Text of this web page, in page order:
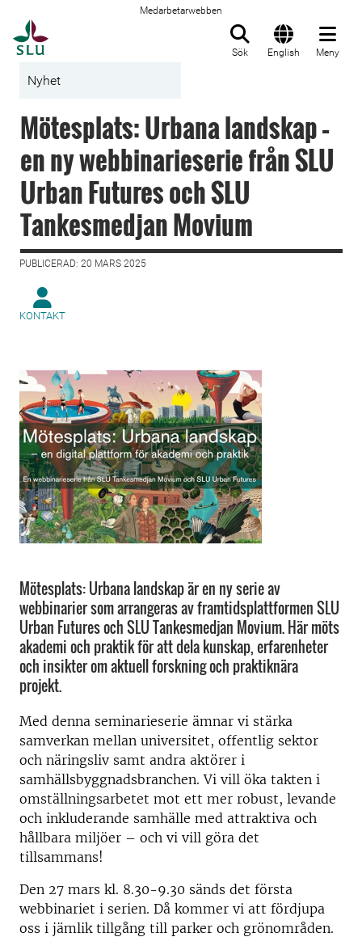
Medarbetarwebben
Sök English Meny
Nyhet
Mötesplats: Urbana landskap –
en ny webbinarieserie från SLU
Urban Futures och SLU
Tankesmedjan Movium
PUBLICERAD: 20 MARS 2025
KONTAKT
Mötesplats: Urbana landskap är en ny serie av
webbinarier som arrangeras av framtidsplattformen SLU
Urban Futures och SLU Tankesmedjan Movium. Här möts
akademi och praktik för att dela kunskap, erfarenheter
och insikter om aktuell forskning och praktiknära
projekt.
Med denna seminarieserie ämnar vi stärka
samverkan mellan universitet, offentlig sektor
och näringsliv samt andra aktörer i
samhällsbyggnadsbranchen. Vi vill öka takten i
omställningsarbetet mot ett mer robust, levande
och inkluderande samhälle med attraktiva och
hållbara miljöer – och vi vill göra det
tillsammans!
Den 27 mars kl. 8.30-9.30 sänds det första
webbinariet i serien. Då kommer vi att fördjupa
oss i jämlik tillgång till parker och grönområden.